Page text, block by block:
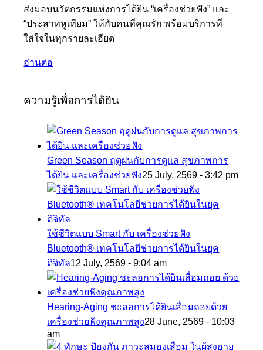
ส่งมอบนวัตกรรมแห่งการได้ยิน “เครื่องช่วยฟัง” และ
“ประสาทหูเทียม” ให้กับคนที่คุณรัก พร้อมบริการที่
ใส่ใจในทุกรายละเอียด
อ่านต่อ
ความรู้เพื่อการได้ยิน
Green Season ฤดูฝนกับการดูแล สุขภาพการ
ได้ยิน และเครื่องช่วยฟัง25 July, 2569 - 3:42 pm
ใช้ชีวิตแบบ Smart กับ เครื่องช่วยฟัง
Bluetooth® เทคโนโลยีช่วยการได้ยินในยุค
ดิจิทัล12 July, 2569 - 9:04 am
Hearing-Aging ชะลอการได้ยินเสื่อมถอยด้วย
เครื่องช่วยฟังคุณภาพสูง28 June, 2569 - 10:03
am